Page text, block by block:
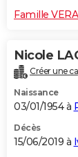
Famille
Nicole
Créer une
Naissance
03/01/1954 à
Décès
15/06/2019 à